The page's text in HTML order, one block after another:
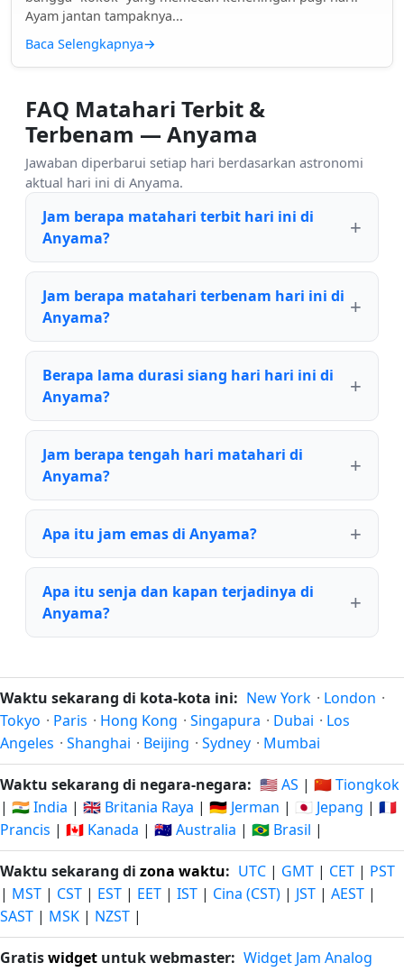
Ayam jantan tampaknya...
Baca Selengkapnya→
FAQ Matahari Terbit &
Terbenam — Anyama
Jawaban diperbarui setiap hari berdasarkan astronomi
aktual hari ini di Anyama.
Jam berapa matahari terbit hari ini di
Anyama?
Jam berapa matahari terbenam hari ini di
Anyama?
Berapa lama durasi siang hari hari ini di
Anyama?
Jam berapa tengah hari matahari di
Anyama?
Apa itu jam emas di Anyama?
Apa itu senja dan kapan terjadinya di
Anyama?
Waktu sekarang di kota-kota ini: New York · London ·
Tokyo · Paris · Hong Kong · Singapura · Dubai · Los
Angeles · Shanghai · Beijing · Sydney · Mumbai
Waktu sekarang di negara-negara: 🇺🇸 AS | 🇨🇳 Tiongkok
| 🇮🇳 India | 🇬🇧 Britania Raya | 🇩🇪 Jerman | 🇯🇵 Jepang | 🇫🇷
Prancis | 🇨🇦 Kanada | 🇦🇺 Australia | 🇧🇷 Brasil |
Waktu sekarang di zona waktu: UTC | GMT | CET | PST
| MST | CST | EST | EET | IST | Cina (CST) | JST | AEST |
SAST | MSK | NZST |
Gratiswidget untuk webmaster: Widget Jam Analog